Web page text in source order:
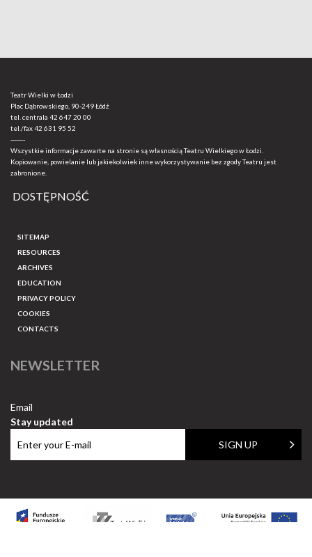
Teatr Wielki w Łodzi
Plac Dąbrowskiego, 90-249 Łódź
tel. centrala 42 647 20 00
tel./fax42 631 95 52
-------
Wszystkie informacje zawarte na stronie są własnością Teatru Wielkiego w Łodzi.
Kopiowanie, powielanie lub jakiekolwiek inne wykorzystywanie bez zgody Teatru jest
zabronione.
DOSTĘPNOŚĆ
SITEMAP
RESOURCES
ARCHIVES
EDUCATION
PRIVACY POLICY
COOKIES
CONTACTS
NEWSLETTER
Email
Stay updated